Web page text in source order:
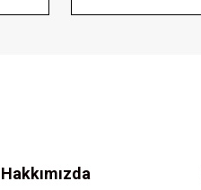
Hakkımızda